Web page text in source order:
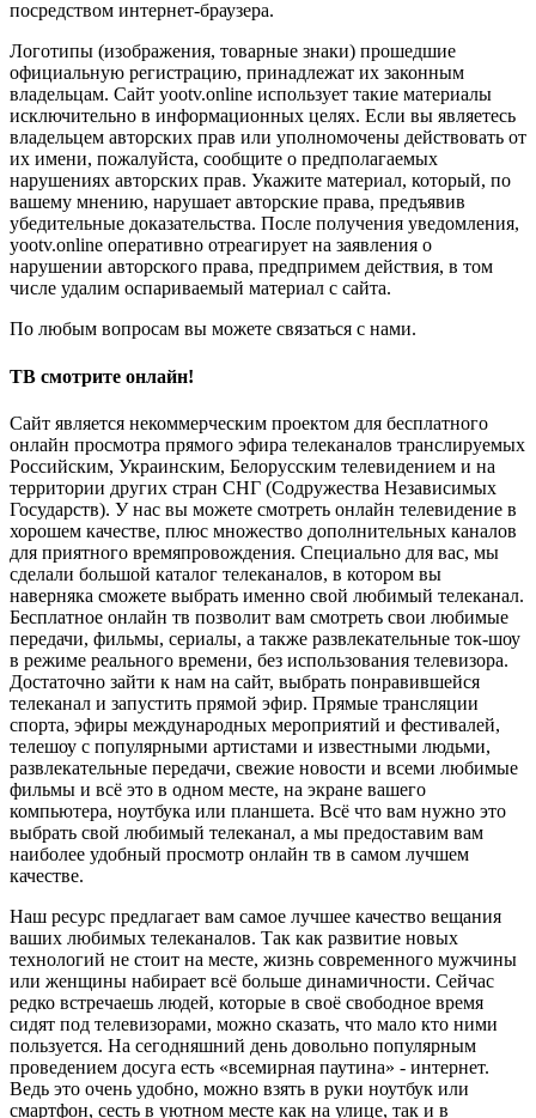
посредством интернет-браузера.
Логотипы (изображения, товарные знаки) прошедшие
официальную регистрацию, принадлежат их законным
владельцам. Сайт yootv.online использует такие материалы
исключительно в информационных целях. Если вы являетесь
владельцем авторских прав или уполномочены действовать от
их имени, пожалуйста, сообщите о предполагаемых
нарушениях авторских прав. Укажите материал, который, по
вашему мнению, нарушает авторские права, предъявив
убедительные доказательства. После получения уведомления,
yootv.online оперативно отреагирует на заявления о
нарушении авторского права, предпримем действия, в том
числе удалим оспариваемый материал с сайта.
По любым вопросам вы можете связаться с нами.
ТВ смотрите онлайн!
Сайт является некоммерческим проектом для бесплатного
онлайн просмотра прямого эфира телеканалов транслируемых
Российским, Украинским, Белорусским телевидением и на
территории других стран СНГ (Содружества Независимых
Государств). У нас вы можете смотреть онлайн телевидение в
хорошем качестве, плюс множество дополнительных каналов
для приятного времяпровождения. Специально для вас, мы
сделали большой каталог телеканалов, в котором вы
наверняка сможете выбрать именно свой любимый телеканал.
Бесплатное онлайн тв позволит вам смотреть свои любимые
передачи, фильмы, сериалы, а также развлекательные ток-шоу
в режиме реального времени, без использования телевизора.
Достаточно зайти к нам на сайт, выбрать понравившейся
телеканал и запустить прямой эфир. Прямые трансляции
спорта, эфиры международных мероприятий и фестивалей,
телешоу с популярными артистами и известными людьми,
развлекательные передачи, свежие новости и всеми любимые
фильмы и всё это в одном месте, на экране вашего
компьютера, ноутбука или планшета. Всё что вам нужно это
выбрать свой любимый телеканал, а мы предоставим вам
наиболее удобный просмотр онлайн тв в самом лучшем
качестве.
Наш ресурс предлагает вам самое лучшее качество вещания
ваших любимых телеканалов. Так как развитие новых
технологий не стоит на месте, жизнь современного мужчины
или женщины набирает всё больше динамичности. Сейчас
редко встречаешь людей, которые в своё свободное время
сидят под телевизорами, можно сказать, что мало кто ними
пользуется. На сегодняшний день довольно популярным
проведением досуга есть «всемирная паутина» - интернет.
Ведь это очень удобно, можно взять в руки ноутбук или
смартфон, сесть в уютном месте как на улице, так и в